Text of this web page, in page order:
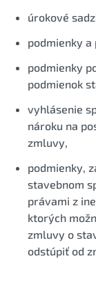
úrokové
podmienky
podmienky
podmienok
vyhlásenie
nároku na
zmluvy,
podmienky,
stavebnom
právami z
ktorých
zmluvy o
odstúpiť od